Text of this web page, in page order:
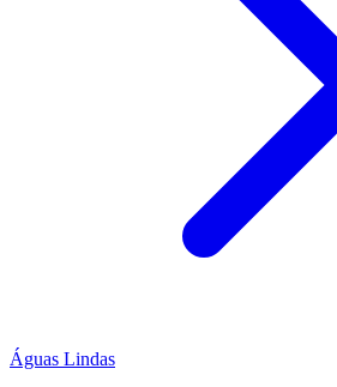
Águas Lindas